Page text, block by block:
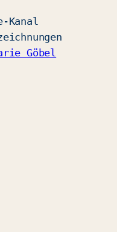
Kanal
Göbel